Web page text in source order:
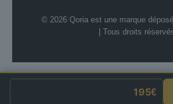
© 2026 Qoria est une marque
| Tous droits
€